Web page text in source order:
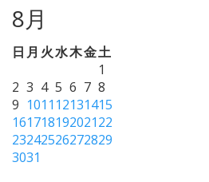
8月
日 月 火水木金土
1
2 3 4 5 6 7 8
9 1011 12131415
16171819202122
23242526272829
3031